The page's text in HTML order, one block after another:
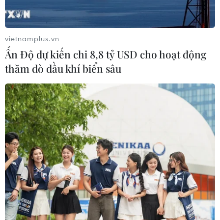
phí khám chữa bệnh bảo hiểm y tế
Điều trị hiệu quả ca ung thư phổi
mang đồng thời hai đột biến gen
hiếm gặp
02/08/2026 05:58
Giao chỉ tiêu bao phủ bảo hiểm y tế
toàn quốc đạt 100% vào năm 2030
02/08/2026 04:54
Tạo đột phá từ y tế cơ sở đến phát
vietnamplus.vn
Ấn Độ dự kiến chi 8,8 tỷ USD cho hoạt động
thăm dò dầu khí biển sâu